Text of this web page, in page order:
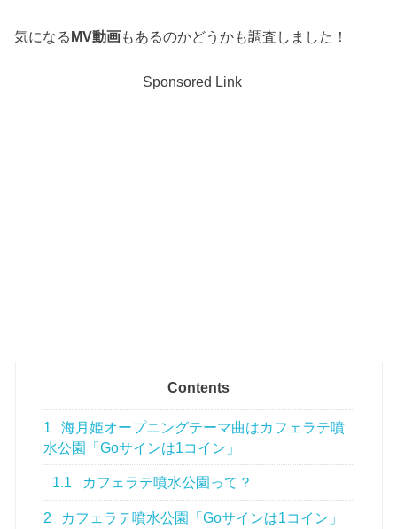
気になるMV動画もあるのかどうかも調査しました！
Sponsored Link
Contents
1
海月姫オープニングテーマ曲はカフェラテ噴
水公園「Goサインは1コイン」
1.1 カフェラテ噴水公園って？
2
カフェラテ噴水公園「Goサインは1コイン」